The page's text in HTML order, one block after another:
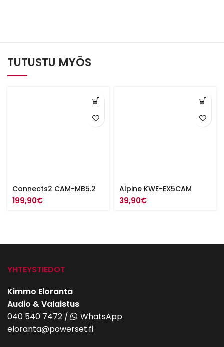
TUTUSTU MYÖS
Connects2 CAM-MB5.2
199,90€
Alpine KWE-EX5CAM
39,90€
YHTEYSTIEDOT
Kimmo Eloranta
Audio & Valaistus
040 540 7472 /
WhatsApp
eloranta@powerset.fi